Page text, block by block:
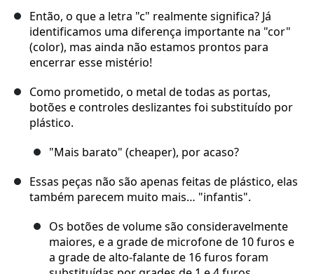
Então, o que a letra "c" realmente significa? Já
identificamos uma diferença importante na "cor"
(color), mas ainda não estamos prontos para
encerrar esse mistério!
Como prometido, o metal de todas as portas,
botões e controles deslizantes foi substituído por
plástico.
"Mais barato" (cheaper), por acaso?
Essas peças não são apenas feitas de plástico, elas
também parecem muito mais… "infantis".
Os botões de volume são consideravelmente
maiores, e a grade de microfone de 10 furos e
a grade de alto-falante de 16 furos foram